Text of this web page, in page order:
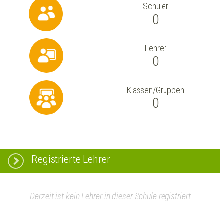
Schüler
0
Lehrer
0
Klassen/Gruppen
0
Registrierte Lehrer
Derzeit ist kein Lehrer in dieser Schule registriert